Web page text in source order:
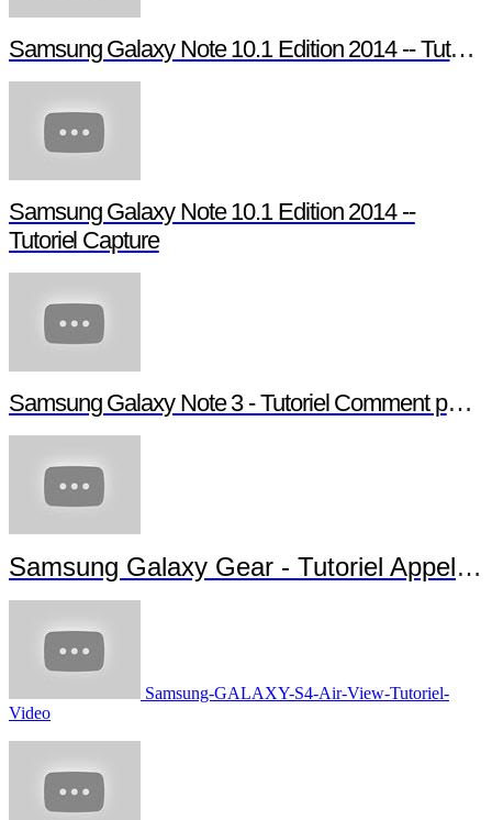
Samsung Galaxy Note 10.1 Edition 2014 -- Tutoriel Pen Window
Samsung Galaxy Note 10.1 Edition 2014 --
Tutoriel Capture
Samsung Galaxy Note 3 - Tutoriel Comment paramétrer votre Note 3
Samsung Galaxy Gear - Tutoriel Appels et Messages
Samsung-GALAXY-S4-Air-View-Tutoriel-
Video